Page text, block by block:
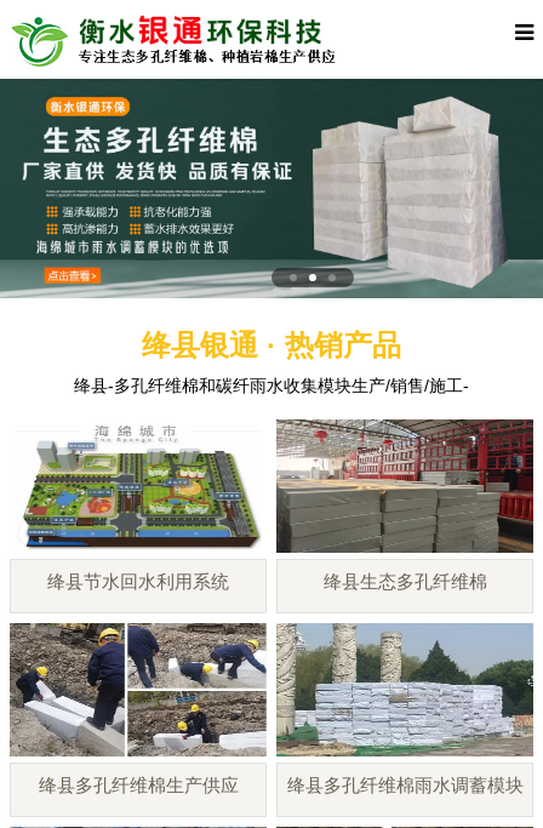
绛县银通 · 热销产品
绛县-多孔纤维棉和碳纤雨水收集模块生产/销售/施工-
绛县节水回水利用系统 绛县生态多孔纤维棉
绛县多孔纤维棉生产供应 绛县多孔纤维棉雨水调蓄模块